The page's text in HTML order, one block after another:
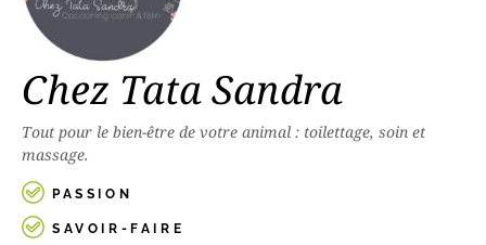
Chez Tata Sandra
Tout pour le bien-être de votre animal : toilettage, soin et
massage.
PASSION
SAVOIR-FAIRE